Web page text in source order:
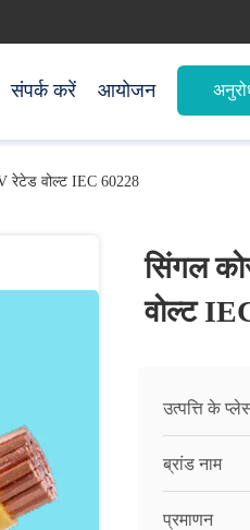
संपर्क करें आयोजन
रेटेड वोल्ट IEC 60228
सिंगल
वोल्ट
उत्पत्ति के
ब्रांड नाम
प्रमाणन